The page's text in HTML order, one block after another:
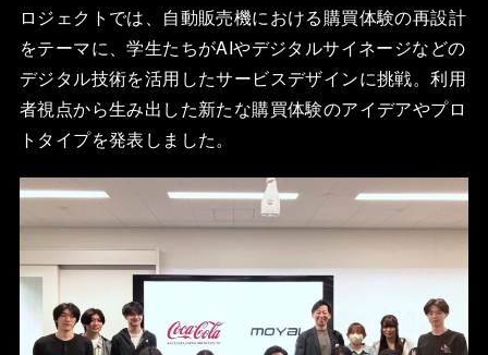
ロジェクトでは、自動販売機における購買体験の再設計
をテーマに、学生たちがAIやデジタルサイネージなどの
デジタル技術を活用したサービスデザインに挑戦。利用
者視点から生み出した新たな購買体験のアイデアやプロ
トタイプを発表しました。